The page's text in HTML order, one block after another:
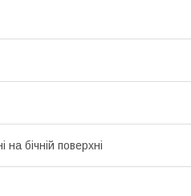
на бічній поверхні